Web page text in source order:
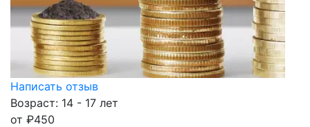
Написать отзыв
Возраст: 14 - 17 лет
от ₽450